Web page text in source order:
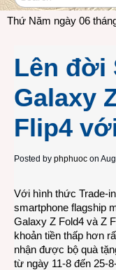
Thứ Năm ngày 06
Lên đời
Galaxy
Flip4
Posted by phphuoc on
Với hình thức Trade-
smartphone flagship
Galaxy Z Fold4 và Z
khoản tiền thấp hơn
nhận được bộ quà
từ ngày 11-8 đến 25-